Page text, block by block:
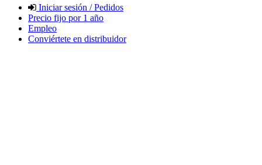
Iniciar sesión / Pedidos
Precio fijo por 1 año
Empleo
Conviértete en distribuidor